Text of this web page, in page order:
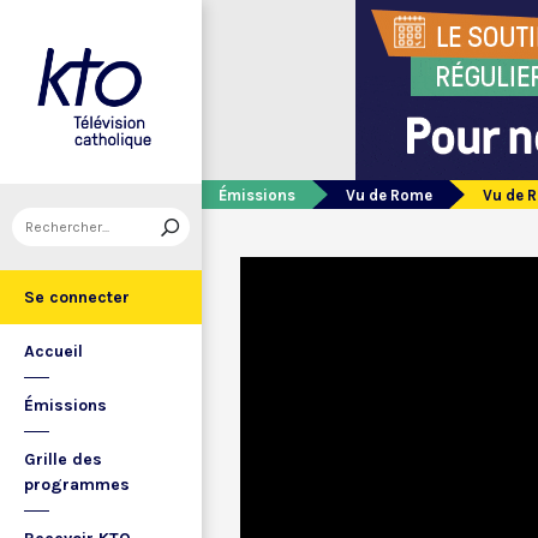
Se connecter
Accueil
Émissions
Grille des
programmes
Émissions Vu de Rome Vu de